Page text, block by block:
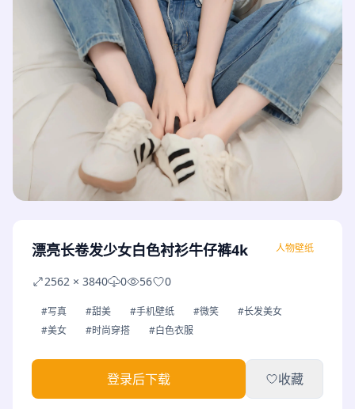
漂亮长卷发少女白色衬衫牛仔裤4k 人物壁纸
2562 × 3840 0 56 0
#写真 #甜美 #手机壁纸 #微笑
#长发美女
#美女
#时尚穿搭 #白色衣服
登录后下载 收藏